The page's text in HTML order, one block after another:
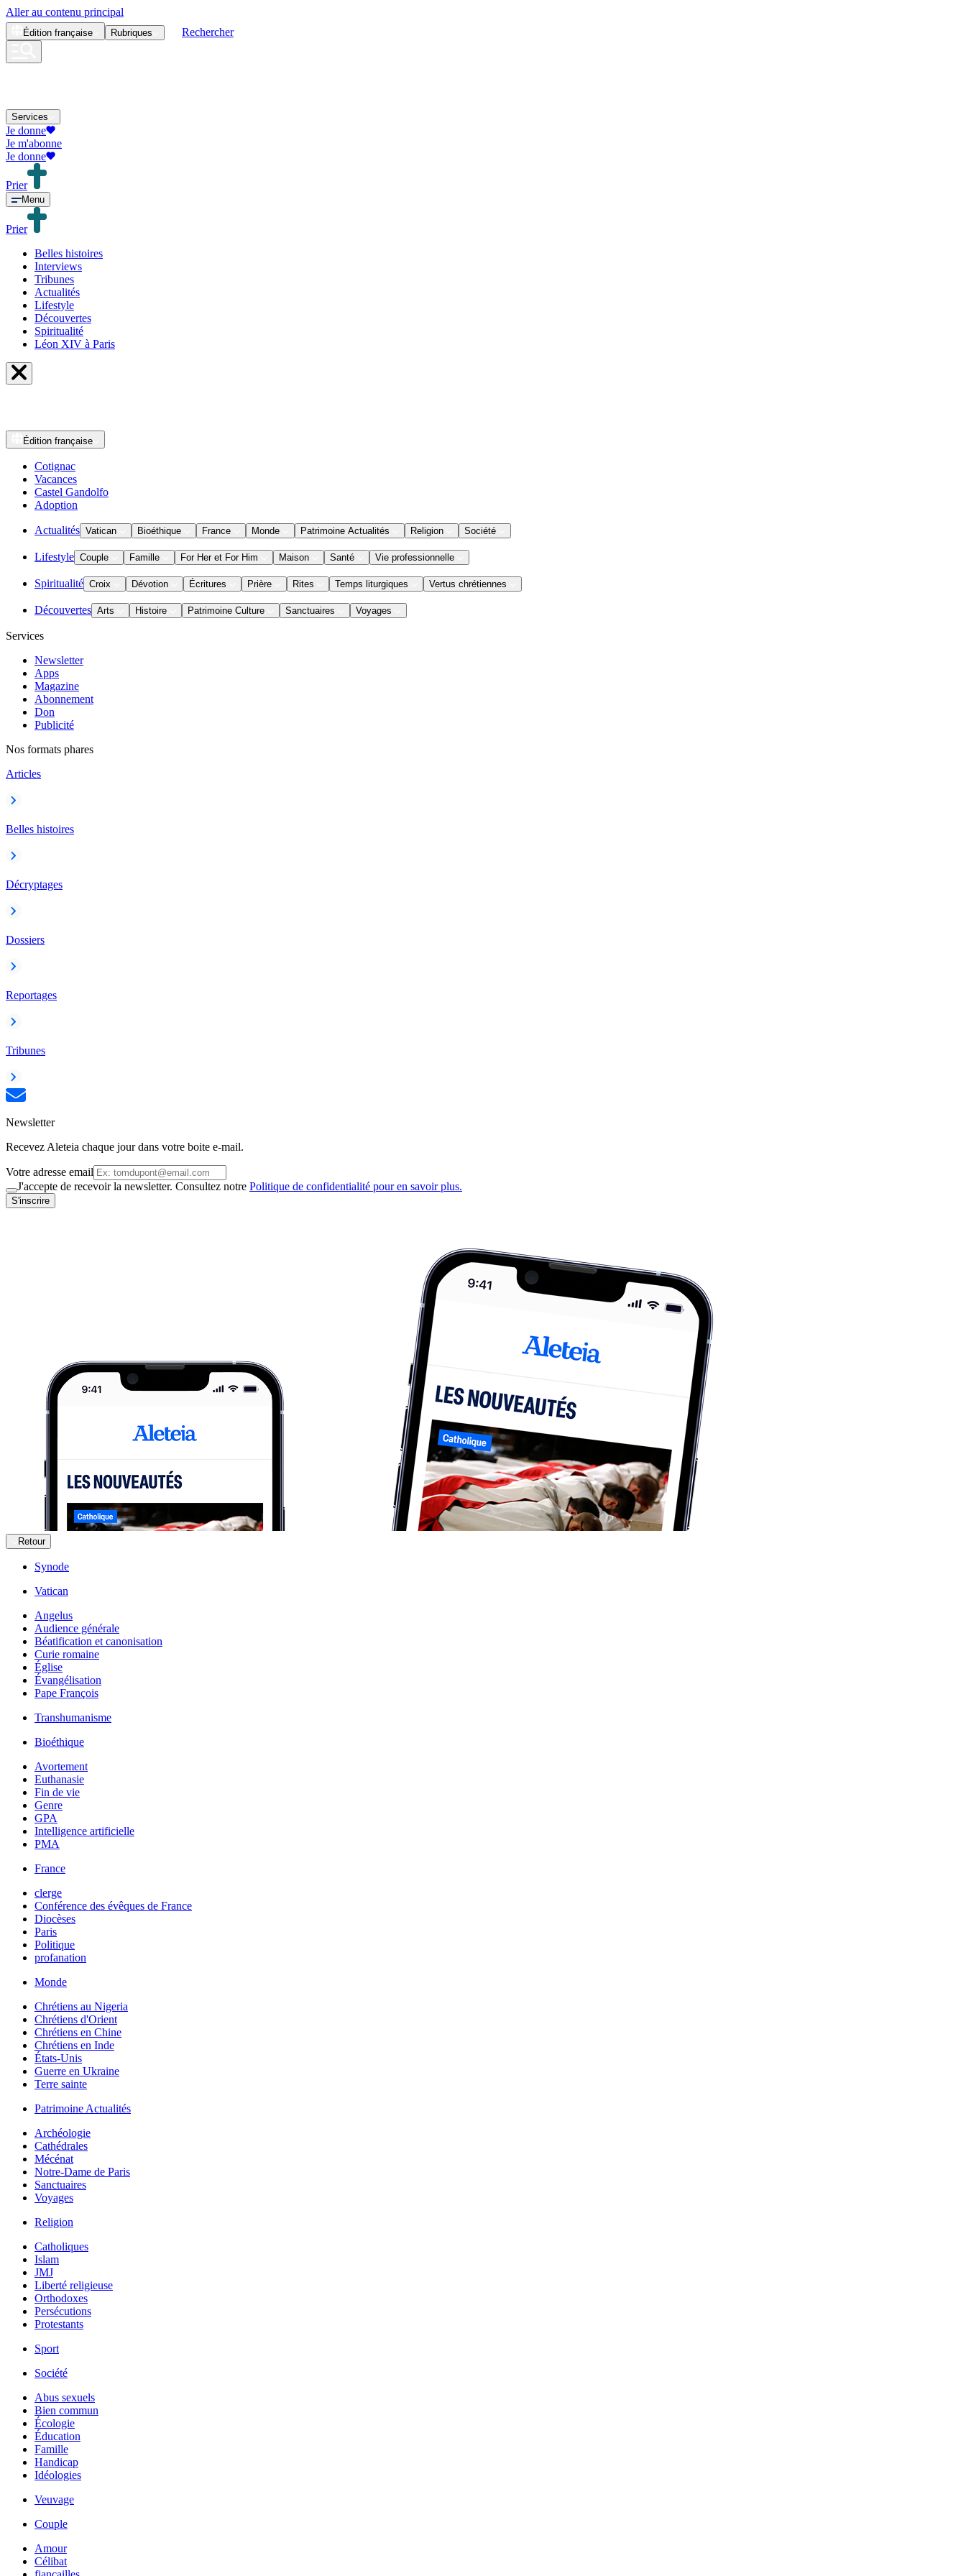
Aller au contenu principal
Édition française Rubriques Rechercher
Services
Je donne
Je m'abonne
Je donne
Prier
Menu
Prier
Belles histoires
Interviews
Tribunes
Actualités
Lifestyle
Découvertes
Spiritualité
Léon XIV à Paris
Édition française
Cotignac
Vacances
Castel Gandolfo
Adoption
Actualités Vatican Bioéthique France Monde Patrimoine Actualités Religion Société
Lifestyle Couple Famille For Her et For Him Maison Santé Vie professionnelle
Spiritualité Croix Dévotion Écritures Prière Rites Temps liturgiques Vertus chrétiennes
Découvertes Arts Histoire Patrimoine Culture Sanctuaires Voyages
Services
Newsletter
Apps
Magazine
Abonnement
Don
Publicité
Nos formats phares
Articles
Belles histoires
Décryptages
Dossiers
Reportages
Tribunes
Newsletter
Recevez Aleteia chaque jour dans votre boite e-mail.
Votre adresse email
J'accepte de recevoir la newsletter. Consultez notre Politique de confidentialité pour en savoir plus.
S'inscrire
Retour
Synode
Vatican
Angelus
Audience générale
Béatification et canonisation
Curie romaine
Église
Évangélisation
Pape François
Transhumanisme
Bioéthique
Avortement
Euthanasie
Fin de vie
Genre
GPA
Intelligence artificielle
PMA
France
clerge
Conférence des évêques de France
Diocèses
Paris
Politique
profanation
Monde
Chrétiens au Nigeria
Chrétiens d'Orient
Chrétiens en Chine
Chrétiens en Inde
États-Unis
Guerre en Ukraine
Terre sainte
Patrimoine Actualités
Archéologie
Cathédrales
Mécénat
Notre-Dame de Paris
Sanctuaires
Voyages
Religion
Catholiques
Islam
JMJ
Liberté religieuse
Orthodoxes
Persécutions
Protestants
Sport
Société
Abus sexuels
Bien commun
Écologie
Éducation
Famille
Handicap
Idéologies
Veuvage
Couple
Amour
Célibat